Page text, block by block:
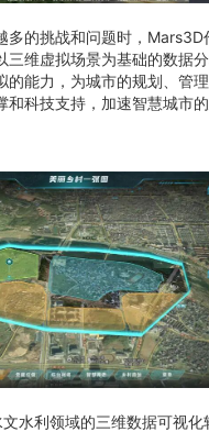
多的挑战和问题时，Mars3D
三维虚拟场景为基础的数据
的能力，为城市的规划、管
科技支持，加速智慧城市的
水利领域的三维数据可视化